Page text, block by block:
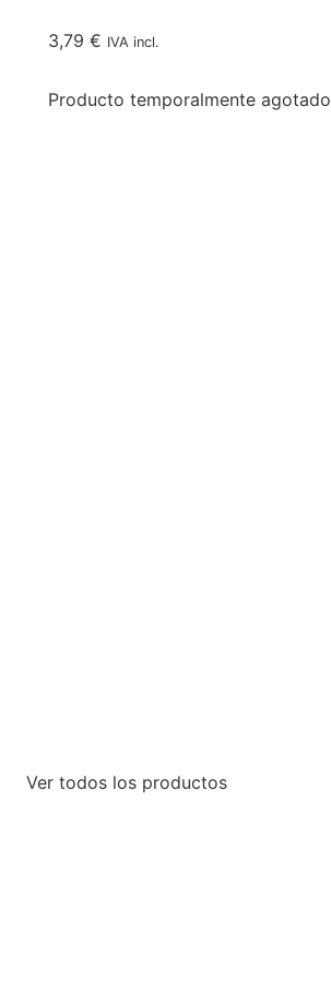
3,79 € IVA incl.
Producto temporalmente agotado
Ver todos los productos